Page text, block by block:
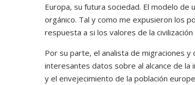
Europa, su futura sociedad. El modelo de
orgánico. Tal y como me expusieron los
respuesta a si los valores de la
Por su parte, el analista de migraciones
interesantes datos sobre al alcance de la
y el envejecimiento de la población